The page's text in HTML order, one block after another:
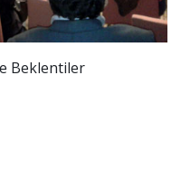
Beklentiler